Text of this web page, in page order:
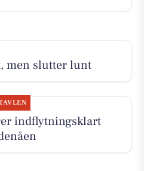
men slutter lunt
indflytningsklart